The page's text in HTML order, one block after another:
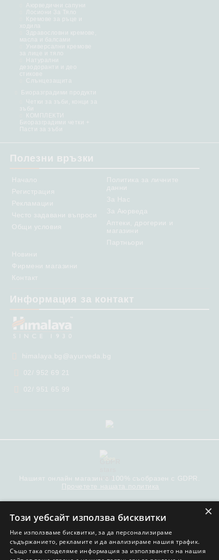
Аюрведични сапуни
Лосиони За Тяло
Кремове за ръце и
ходила
Здравословни кремове,
масла и балсами
Универсални кремове
за лице и тяло
Натурални
дезодоранти и део
стикове
Слънцезащита
Биоразградими продукти
Четки за зъби, конци за
зъби
КОМПЛЕКТИ
Биоразградими четки +
Пасти за зъби
Полезни връзки
Начало
Регистрация
Рекламации
Често задавани въпроси
Общи условия
Политика за личните
данни
За Нас
За Аюрведа
Аптеки, дрогерии и
магазини
Партньори
Новини
Фирмени магазини
Контакт
Информация за контакт
himalaya.bg@ayurveda.bg
02/ 952 69 21
02/ 951 65 99
Нашият онлайн магазин е 100% съобразен с GDPR.
Прочетете нашата политика
Моите лични данни ×
Този уебсайт използва бисквитки
Ние използваме бисквитки, за да персонализираме
съдържанието, рекламите и да анализираме нашия трафик.
Също така споделяме информация за използването на нашия